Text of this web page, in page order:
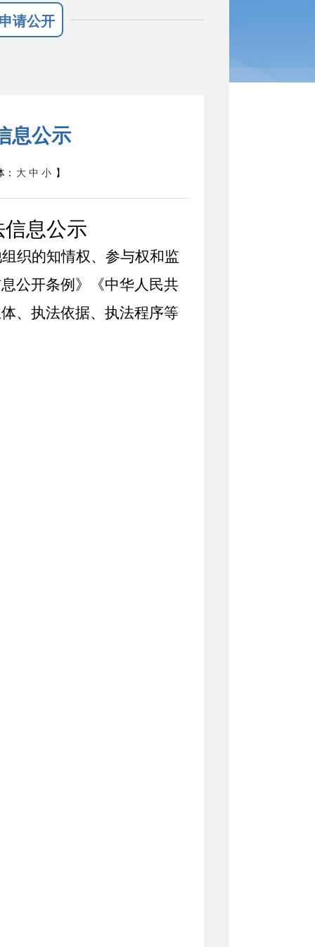
请公开
息公示
大 中 小 】
息公示
织的知情权、参与权和监
公开条例》《中华人民共
、执法依据、执法程序等